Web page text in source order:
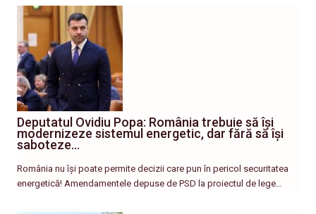
Deputatul Ovidiu Popa: România trebuie să își
modernizeze sistemul energetic, dar fără să își
saboteze…
România nu își poate permite decizii care pun în pericol securitatea
energetică! Amendamentele depuse de PSD la proiectul de lege…